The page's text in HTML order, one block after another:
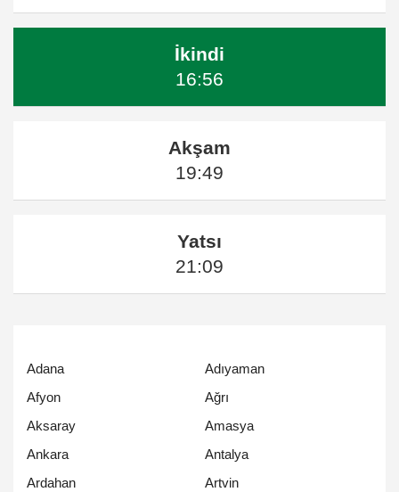
İkindi
16:56
Akşam
19:49
Yatsı
21:09
Adana
Adıyaman
Afyon
Ağrı
Aksaray
Amasya
Ankara
Antalya
Ardahan
Artvin